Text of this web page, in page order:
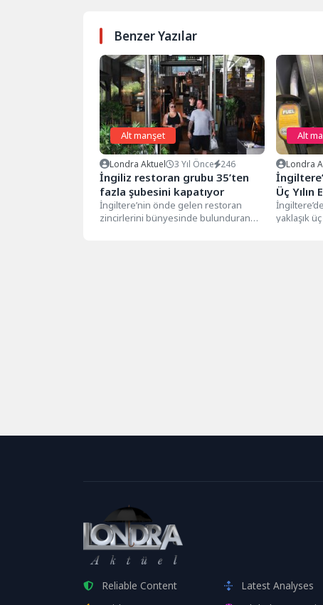
Benzer Yazılar
Alt manşet
Londra Aktuel 3 Yıl Önce 246
İngiliz restoran grubu 35’ten
fazla şubesini kapatıyor
İngiltere’nin önde gelen restoran
zincirlerini bünyesinde bulunduran
Alt
Londra
Üç Yılın
Geriledi
yaklaşık
Reliable Content
Latest Analyses